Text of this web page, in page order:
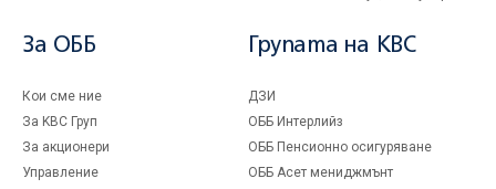
За ОББ
Кои сме ние
За KBC Груп
За акционери
Управление
Групата на KBC
ДЗИ
ОББ Интерлийз
ОББ Пенсионно осигуряване
ОББ Асет мениджмънт